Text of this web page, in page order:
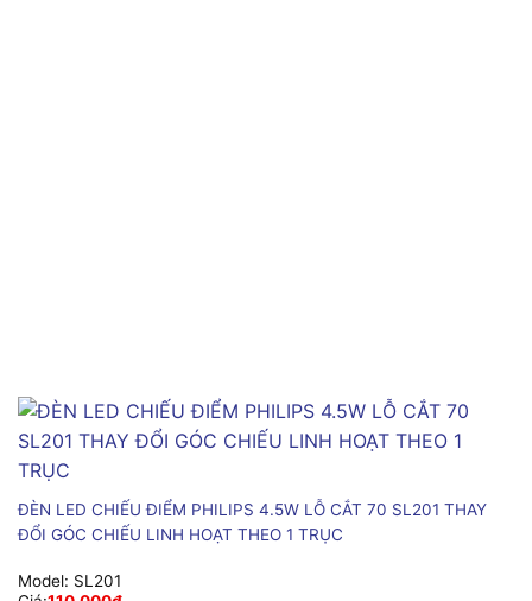
ĐÈN LED CHIẾU ĐIỂM PHILIPS 4.5W LỖ CẮT 70 SL201 THAY
ĐỔI GÓC CHIẾU LINH HOẠT THEO 1 TRỤC
Model: SL201